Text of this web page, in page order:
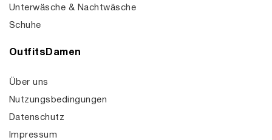
Unterwäsche & Nachtwäsche
Schuhe
OutfitsDamen
Über uns
Nutzungsbedingungen
Datenschutz
Impressum